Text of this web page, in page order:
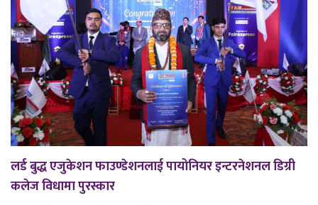
लर्ड बुद्ध एजुकेशन फाउण्डेशनलाई पायोनियर इन्टरनेशनल डिग्री
कलेज विधामा पुरस्कार